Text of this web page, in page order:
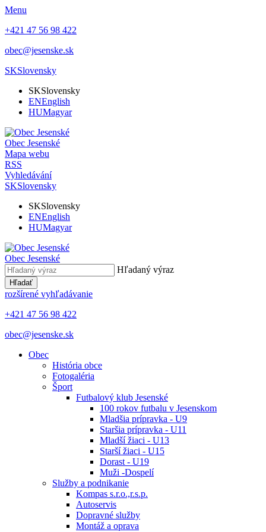
Menu
+421 47 56 98 422
obec@jesenske.sk
SKSlovensky
SKSlovensky
ENEnglish
HUMagyar
Obec Jesenské
Mapa webu
RSS
Vyhledávání
SKSlovensky
SKSlovensky
ENEnglish
HUMagyar
Obec Jesenské
Hľadaný výraz
Hľadať
rozšírené vyhľadávanie
+421 47 56 98 422
obec@jesenske.sk
Obec
História obce
Fotogaléria
Šport
Futbalový klub Jesenské
100 rokov futbalu v Jesenskom
Mladšia prípravka - U9
Staršia prípravka - U11
Mladší žiaci - U13
Starší žiaci - U15
Dorast - U19
Muži -Dospelí
Služby a podnikanie
Kompas s.r.o.,r.s.p.
Autoservis
Dopravné služby
Montáž a oprava